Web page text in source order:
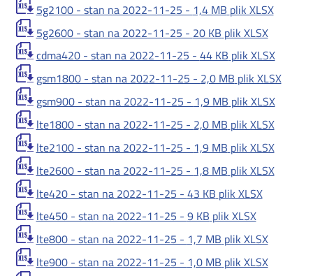
5g2100 - stan na 2022-11-25 - 1,4 MB plik XLSX
5g2600 - stan na 2022-11-25 - 20 KB plik XLSX
cdma420 - stan na 2022-11-25 - 44 KB plik XLSX
gsm1800 - stan na 2022-11-25 - 2,0 MB plik XLSX
gsm900 - stan na 2022-11-25 - 1,9 MB plik XLSX
lte1800 - stan na 2022-11-25 - 2,0 MB plik XLSX
lte2100 - stan na 2022-11-25 - 1,9 MB plik XLSX
lte2600 - stan na 2022-11-25 - 1,8 MB plik XLSX
lte420 - stan na 2022-11-25 - 43 KB plik XLSX
lte450 - stan na 2022-11-25 - 9 KB plik XLSX
lte800 - stan na 2022-11-25 - 1,7 MB plik XLSX
lte900 - stan na 2022-11-25 - 1,0 MB plik XLSX